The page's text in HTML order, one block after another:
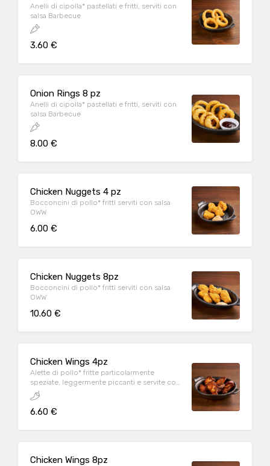
Anelli di cipolla* pastellati e fritti, serviti con
salsa Barbecue
3.60 €
Onion Rings 8 pz
Anelli di cipolla* pastellati e fritti, serviti con
salsa Barbecue
8.00 €
Chicken Nuggets 4 pz
Bocconcini di pollo* fritti serviti con salsa
OWW
6.00 €
Chicken Nuggets 8pz
Bocconcini di pollo* fritti serviti con salsa
OWW
10.60 €
Chicken Wings 4pz
Alette di pollo* fritte particolarmente
speziate, leggermente piccanti e servite con
salsa OWW
6.60 €
Chicken Wings 8pz